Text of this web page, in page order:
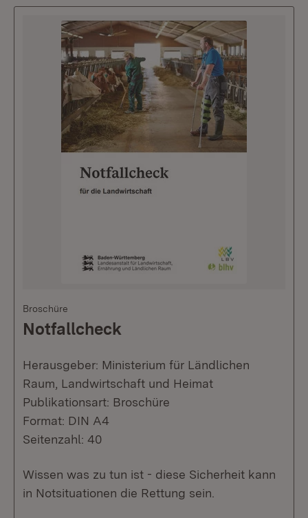
Broschüre
Notfallcheck
Herausgeber: Ministerium für Ländlichen
Raum, Landwirtschaft und Heimat
Publikationsart: Broschüre
Format: DIN A4
Seitenzahl: 40
Wissen was zu tun ist - diese Sicherheit kann
in Notsituationen die Rettung sein.